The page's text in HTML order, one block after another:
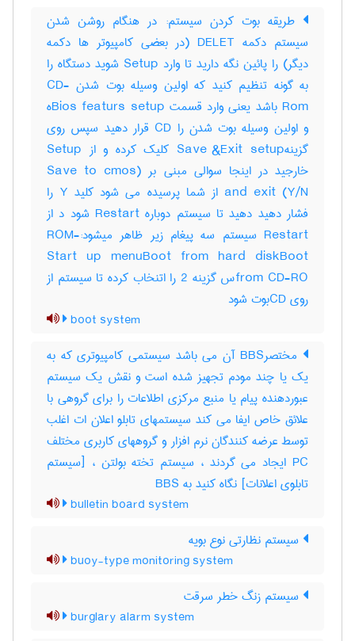
طریقه بوت کردن سیستم: در هنگام روشن شدن
سیستم دکمه DELET (در بعضی کامپیوتر ها دکمه
دیگر) را پائین نگه دارید تا وارد Setup شوید دستگاه را
به گونه تنظیم کنید که اولین وسیله بوت شدن CD-
Rom باشد یعنی وارد قسمت Bios featurs setupه
و اولین وسیله بوت شدن را CD قرار دهید سپس روی
گزینهSave &Exit setup کلیک کرده و از Setup
خارجید در اینجا سوالی مبنی بر (Save to cmos
and exit (Y/N از شما پرسیده می شود کلید Y را
فشار دهید دهید تا سیستم دوباره Restart شود د از
Restart سیستم سه پیغام زیر ظاهر میشود:-ROM
Start up menuBoot from hard diskBoot
from CD-ROس گزینه 2 را اتنخاب کرده تا سیستم از
روی CDبوت شود
boot system
مختصرBBS آن می باشد سیستمی کامپیوتری که به
یک یا چند مودم تجهیز شده است و نقش یک سیستم
عبوردهنده پیام یا منبع مرکزی اطلاعات را برای گروهی با
علائق خاص ایفا می کند سیستمهای تابلو اعلان ات اغلب
توسط عرضه کنندگان نرم افزار و گروههای کاربری مختلف
PC ایجاد می گردند ، سیستم تخته بولتن ، [سیستم
تابلوی اعلانات] نگاه کنید به ‎ BBS
bulletin board system
سیستم نظارتی نوع بویه
buoy-type monitoring system
سیستم زنگ خطر سرقت
burglary alarm system